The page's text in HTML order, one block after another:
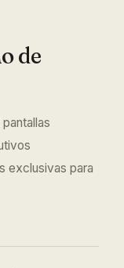
de
exclusivas para